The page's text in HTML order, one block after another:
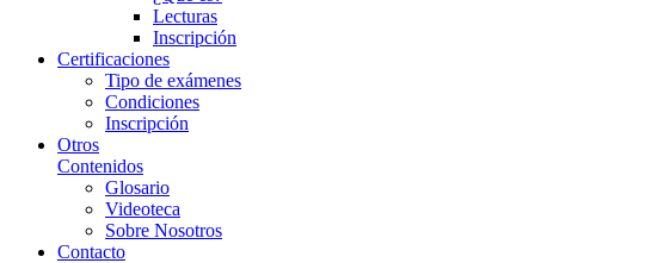
Lecturas
Inscripción
Certificaciones
Tipo de exámenes
Condiciones
Inscripción
Otros
Contenidos
Glosario
Videoteca
Sobre Nosotros
Contacto